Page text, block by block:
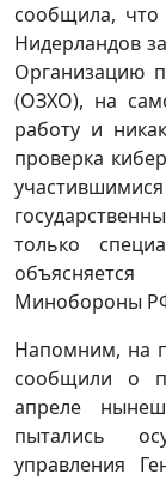
сообщила,
Нидерландов
Организацию
(ОЗХО), на
работу и
проверка
только
Минобороны
Напомним, на
сообщили о
апреле
пытались
управления